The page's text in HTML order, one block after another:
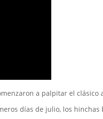
a palpitar el clásico
días de julio, los